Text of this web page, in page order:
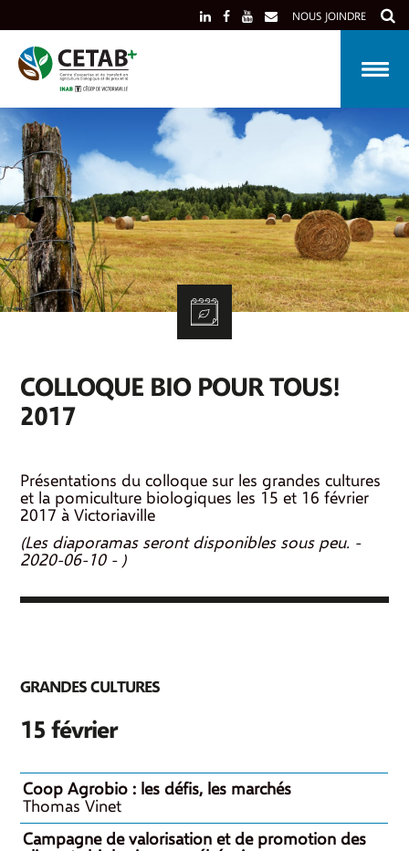
to
content
NOUS JOINDRE
COLLOQUE BIO POUR TOUS!
2017
Présentations du colloque sur les grandes cultures
et la pomiculture biologiques les 15 et 16 février
2017 à Victoriaville
(Les diaporamas seront disponibles sous peu. -
2020-06-10 - )
GRANDES CULTURES
15 février
Coop Agrobio : les défis, les marchés
Thomas Vinet
Campagne de valorisation et de promotion des